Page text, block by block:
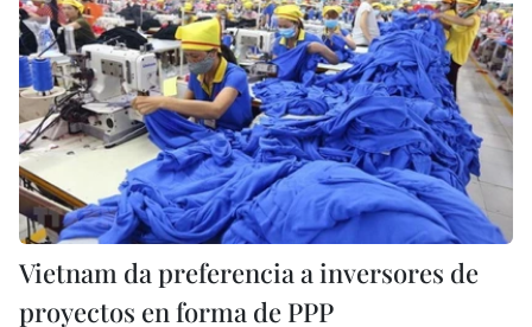
Vietnam da preferencia a inversores de
proyectos en forma de PPP